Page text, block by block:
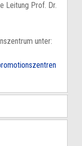
Leitung Prof. Dr.
unter: